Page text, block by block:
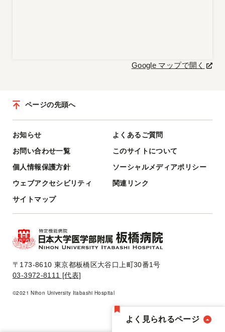
Google マップで開く
よく見られるページ
お知らせ
よくあるご質問
お問い合わせ一覧
このサイトについて
個人情報保護方針
ソーシャルメディアポリシー
ウェブアクセシビリティ
関連リンク
サイトマップ
ページの先頭へ
〒173-8610 東京都板橋区大谷口上町30番1号
03-3972-8111 [代表]
©2021 Nihon University Itabashi Hospital